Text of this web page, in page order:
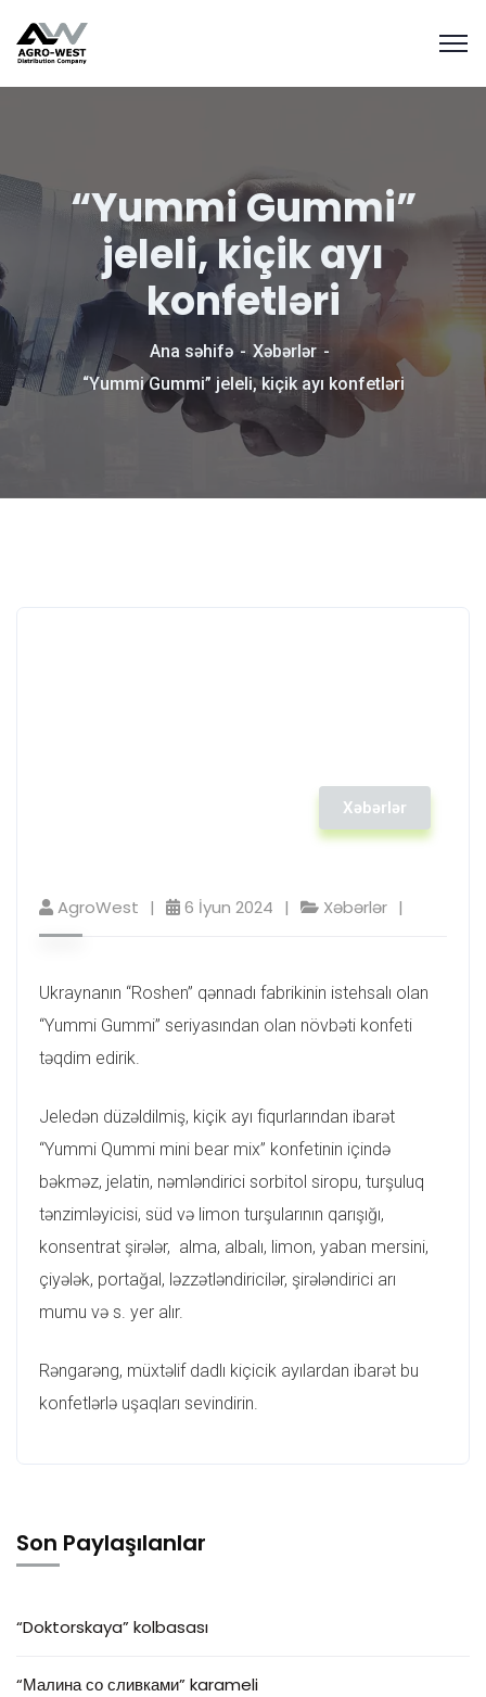
“Yummi Gummi”
jeleli, kiçik ayı
konfetləri
Ana səhifə
Xəbərlər
“Yummi Gummi” jeleli, kiçik ayı konfetləri
Xəbərlər
AgroWest 6 İyun 2024 Xəbərlər
Ukraynanın “Roshen” qənnadı fabrikinin istehsalı olan
“Yummi Gummi” seriyasından olan növbəti konfeti
təqdim edirik.
Jeledən düzəldilmiş, kiçik ayı fiqurlarından ibarət
“Yummi Qummi mini bear mix” konfetinin içində
bəkməz, jelatin, nəmləndirici sorbitol siropu, turşuluq
tənzimləyicisi, süd və limon turşularının qarışığı,
konsentrat şirələr, alma, albalı, limon, yaban mersini,
çiyələk, portağal, ləzzətləndiricilər, şirələndirici arı
mumu və s. yer alır.
Rəngarəng, müxtəlif dadlı kiçicik ayılardan ibarət bu
konfetlərlə uşaqları sevindirin.
Son Paylaşılanlar
“Doktorskaya” kolbasası
“Малина со сливками” karameli